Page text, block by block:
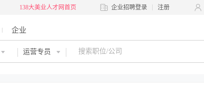
138大美业人才网首页 企业招聘登录 注册
企业
运营专员